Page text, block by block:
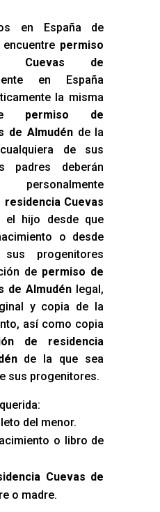
en España de
permiso
Cuevas de
en España
la misma
permiso de
de Almudénde la
de sus
padres deberán
Cuevas
el hijo desde que
o desde
progenitores
de permiso de
de Almudén legal,
y copia de la
así como copia
de residencia
de la que sea
sus progenitores.
del menor.
o libro de
Cuevas de
o madre.